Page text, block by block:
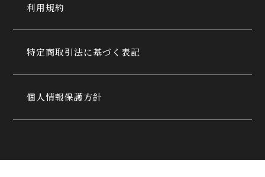
利用規約
特定商取引法に基づく表記
個人情報保護方針